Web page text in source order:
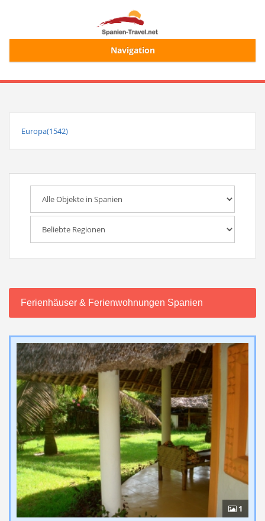
Navigation
Start
Alle Ferienhäuser
Ferienhaussuche
Merkliste
Europa(1542)
Ferienhäuser & Ferienwohnungen Spanien
1